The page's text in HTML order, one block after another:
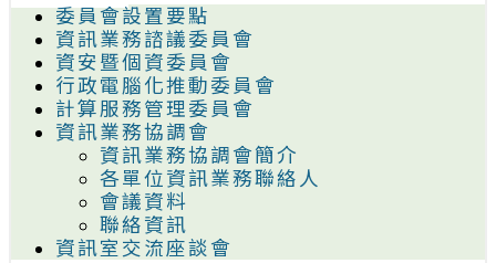
委員會設置要點
資訊業務諮議委員會
資安暨個資委員會
行政電腦化推動委員會
計算服務管理委員會
資訊業務協調會
資訊業務協調會簡介
各單位資訊業務聯絡人
會議資料
聯絡資訊
資訊室交流座談會